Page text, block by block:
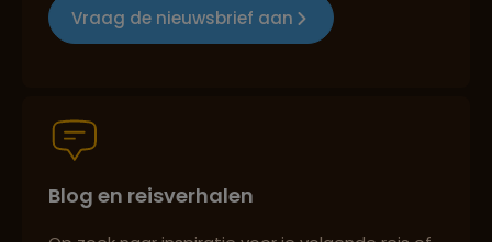
Persoonlijk en deskundig reisadvies
Vraag de nieuwsbrief aan
Blog en reisverhalen